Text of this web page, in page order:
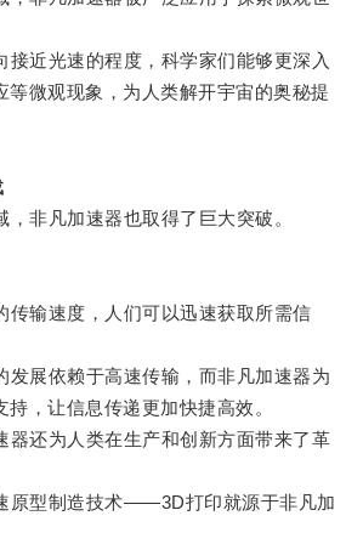
近光速的程度，科学家们能够更深入
等微观现象，为人类解开宇宙的奥秘提
非凡加速器也取得了巨大突破。
输速度，人们可以迅速获取所需信
展依赖于高速传输，而非凡加速器为
，让信息传递更加快捷高效。
还为人类在生产和创新方面带来了革
型制造技术——3D打印就源于非凡加